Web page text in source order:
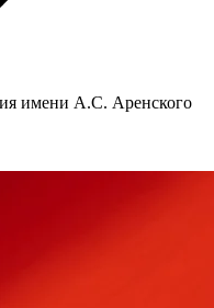
имени А.С. Аренского